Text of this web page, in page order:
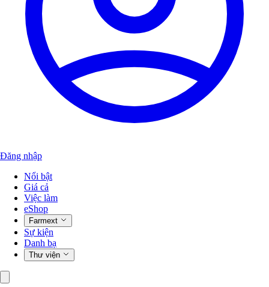
Đăng nhập
Nổi bật
Giá cả
Việc làm
eShop
Farmext
Sự kiện
Danh bạ
Thư viện